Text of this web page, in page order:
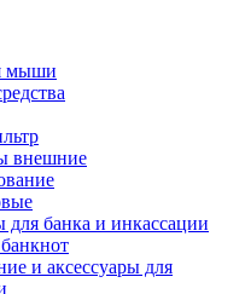
мыши
внешние
для банка и инкассации
и аксессуары для